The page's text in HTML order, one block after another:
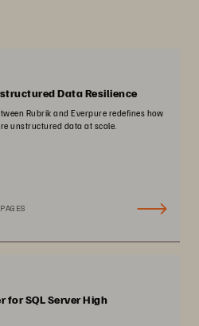
Data Resilience
Rubrik and Everpure redefines how
unstructured data at scale.
SQL Server High